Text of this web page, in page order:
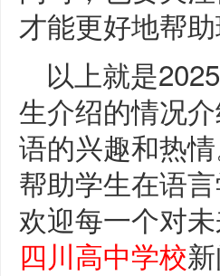
才能更好地帮
以上就是
生介绍的情况
语的兴趣和热
帮助学生在语
欢迎每一个对
四川高中学校